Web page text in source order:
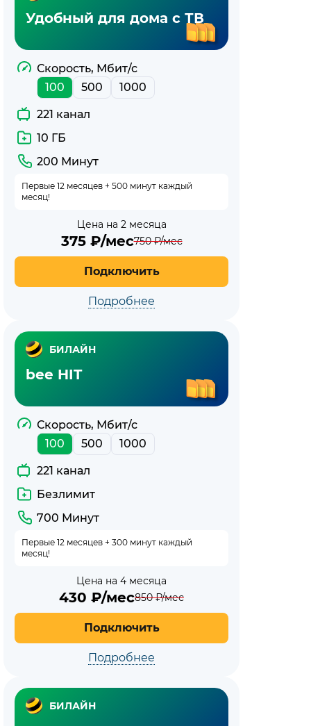
Удобный для дома с ТВ
Скорость, Мбит/с
100
500 1000
221 канал
10 ГБ
200 Минут
Первые 12 месяцев + 500 минут каждый
месяц!
Цена на 2 месяца
375₽/мес750₽/мес
Подключить
Подробнее
БИЛАЙН
bee HIT
Скорость, Мбит/с
100
500 1000
221 канал
Безлимит
700 Минут
Первые 12 месяцев + 300 минут каждый
месяц!
Цена на 4 месяца
430 ₽/мес850₽/мес
Подключить
Подробнее
БИЛАЙН